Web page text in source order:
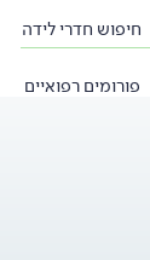
חיפוש חדרי לידה
פורומים רפואיים